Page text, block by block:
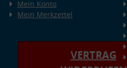
Mein Konto
Mein Merkzettel
VERTRAG